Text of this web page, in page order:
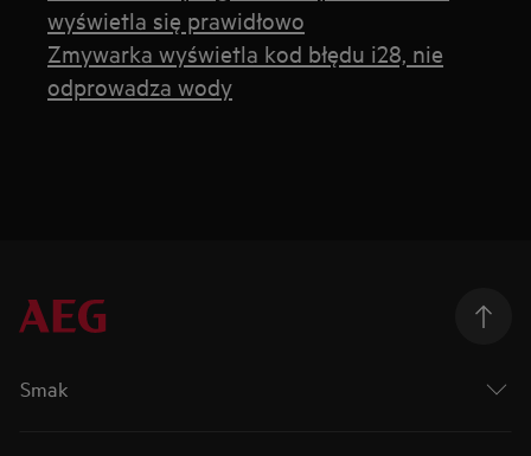
wyświetla się prawidłowo
Zmywarka wyświetla kod błędu i28, nie
odprowadza wody
Smak